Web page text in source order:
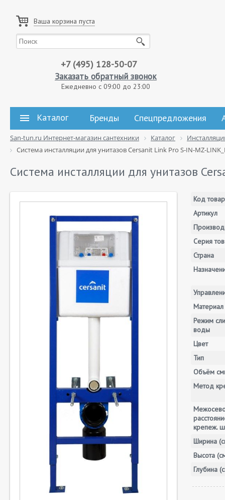
Ваша корзина пуста
+7 (495) 128-50-07
Заказать обратный звонок
Ежедневно с 09:00 до 23:00
Каталог Бренды Спецпредложения
San-tun.ru Интернет-магазин сантехники Каталог
Система инсталляции для унитазов Cersanit Link Pro S-IN-MZ-
Система инсталляции для унитазов
Код
Артикул
Серия
Страна
Материал
Режим
воды
Цвет
Тип
Объём
Метод
крепеж.
Ширина
Высота
Глубина